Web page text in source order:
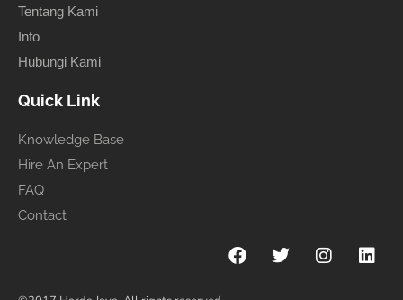
Tentang Kami
Info
Hubungi Kami
Quick Link
Knowledge Base
Hire An Expert
FAQ
Contact